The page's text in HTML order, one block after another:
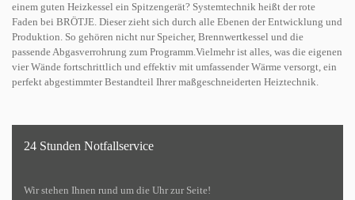
einem guten Heizkessel ein Spitzengerät? Systemtechnik heißt der rote
Faden bei BRÖTJE. Dieser zieht sich durch alle Ebenen der Entwicklung und
Produktion. So gehören nicht nur Speicher, Brennwertkessel und die
passende Abgasverrohrung zum Programm.Vielmehr ist alles, was die eigenen
vier Wände fortschrittlich und effektiv mit umfassender Wärme versorgt, ein
perfekt abgestimmter Bestandteil Ihrer maßgeschneiderten Heiztechnik.
24 Stunden Notfallservice
Wir stehen Ihnen rund um die Uhr zur Seite!